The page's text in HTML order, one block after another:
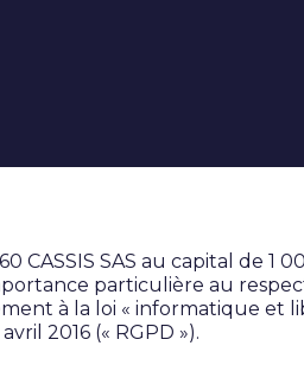
CASSIS SAS au capital de 1
particulière au
à la loi « informatique et
2016 (« RGPD »).